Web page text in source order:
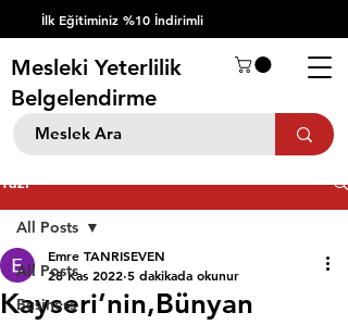
İlk Eğitiminiz %10 İndirimli
Mesleki Yeterlilik
Belgelendirme
Yazı
All Posts
Business
All Posts
Kayseri’nin,Bünyan
Emre TANRISEVEN
28 Kas 2022 5 dakikada okunur